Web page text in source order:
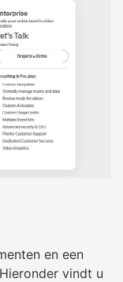
en een
vindt u